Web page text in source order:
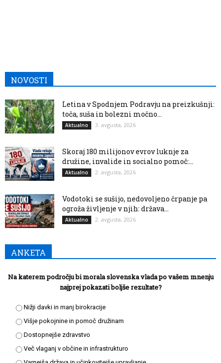
NOVOSTI
Letina v Spodnjem Podravju na preizkušnji:
toča, suša in bolezni močno...
Aktualno 3. avgusta, 2026
Skoraj 180 milijonov evrov luknje za
družine, invalide in socialno pomoč:...
Aktualno 2. avgusta, 2026
Vodotoki se sušijo, nedovoljeno črpanje pa
ogroža življenje v njih: država...
Aktualno 2. avgusta, 2026
ANKETA
Na katerem področju bi morala slovenska vlada po vašem mnenju
najprej pokazati boljše rezultate?
Nižji davki in manj birokracije
Višje pokojnine in pomoč družinam
Dostopnejše zdravstvo
Več vlaganj v občine in infrastrukturo